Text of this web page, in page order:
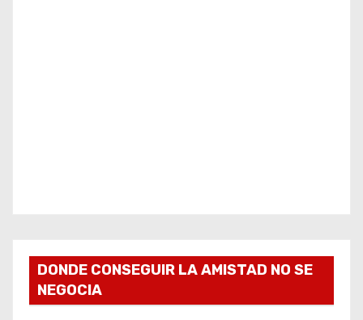
DONDE CONSEGUIR LA AMISTAD NO SE
NEGOCIA